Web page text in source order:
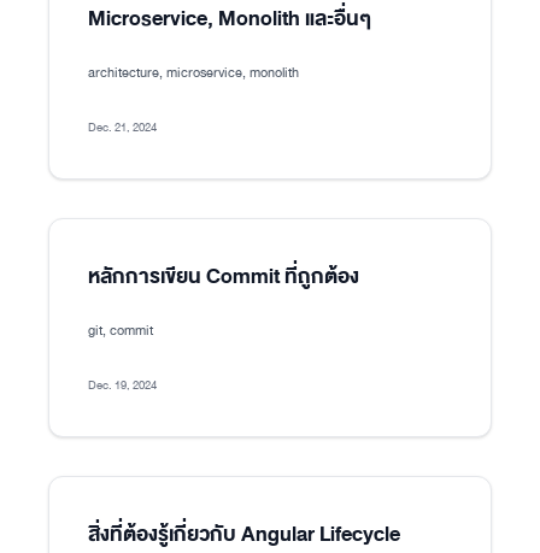
Microservice, Monolith และอื่นๆ
architecture, microservice, monolith
Dec. 21, 2024
หลักการเขียน Commit ที่ถูกต้อง
git, commit
Dec. 19, 2024
สิ่งที่ต้องรู้เกี่ยวกับ Angular Lifecycle